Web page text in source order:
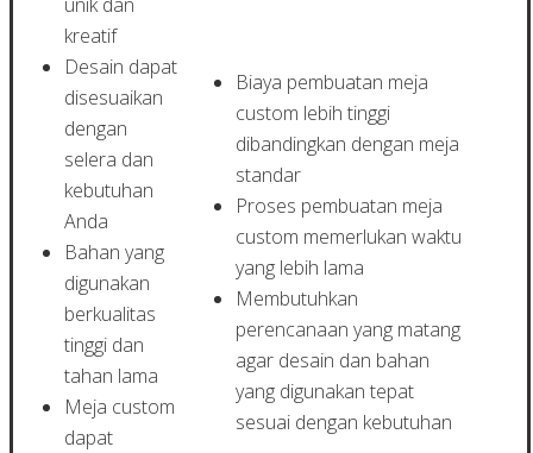
kreatif
Desain dapat
disesuaikan
dengan
selera dan
kebutuhan
Anda
Bahan yang
digunakan
berkualitas
tinggi dan
tahan lama
Meja custom
dapat
Biaya pembuatan meja
custom lebih tinggi
dibandingkan dengan meja
standar
Proses pembuatan meja
custom memerlukan waktu
yang lebih lama
Membutuhkan
perencanaan yang matang
agar desain dan bahan
yang digunakan tepat
sesuai dengan kebutuhan